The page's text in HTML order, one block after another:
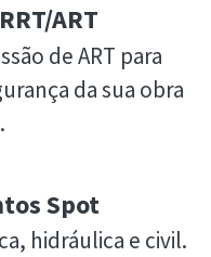
ART
de ART para
da sua obra
Spot
hidráulica e civil.